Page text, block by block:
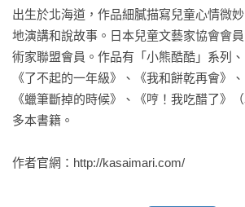
名人推薦
心愛的東西被弄壞了怎麼辦？用繪本教孩子
——Mom & Dad（親子YouTuber／育兒神
事」主理人，歡迎下載聆聽更多好故事）
呀！——許伯琴（「我們家的睡前故事」主
遇到的問題，不管是被罵、說謊、吵架、
係的對應與挫折，都是孩子成長的養分，
氣和智慧。人生就是如此，自己經歷過的才
的建議和規勸始終都隔層膜，總覺得沒那
為何要剝奪孩子學習的機會呢？
《吵架了，怎麼辦？》鮮活的搬演出孩子的
什麼？怎麼辦？」把問題拋給孩子去思考，
出生於北海道，作品細膩描寫兒童心情微
地演講和說故事。日本兒童文藝家協會會
術家聯盟會員。作品有「小熊酷酷」系列
《了不起的一年級》、《我和餅乾再會》
《蠟筆斷掉的時候》、《哼！我吃醋了》
多本書籍。
作者官網：http://kasaimari.com/